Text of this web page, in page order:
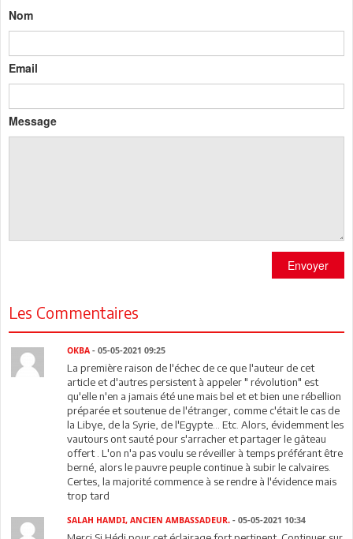
Nom
Email
Message
Envoyer
Les Commentaires
OKBA - 05-05-2021 09:25
La première raison de l'échec de ce que l'auteur de cet
article et d'autres persistent à appeler " révolution" est
qu'elle n'en a jamais été une mais bel et et bien une rébellion
préparée et soutenue de l'étranger, comme c'était le cas de
la Libye, de la Syrie, de l'Egypte... Etc. Alors, évidemment les
vautours ont sauté pour s'arracher et partager le gâteau
offert . L'on n'a pas voulu se réveiller à temps préférant être
berné, alors le pauvre peuple continue à subir le calvaires.
Certes, la majorité commence à se rendre à l'évidence mais
trop tard
SALAH HAMDI, ANCIEN AMBASSADEUR. - 05-05-2021 10:34